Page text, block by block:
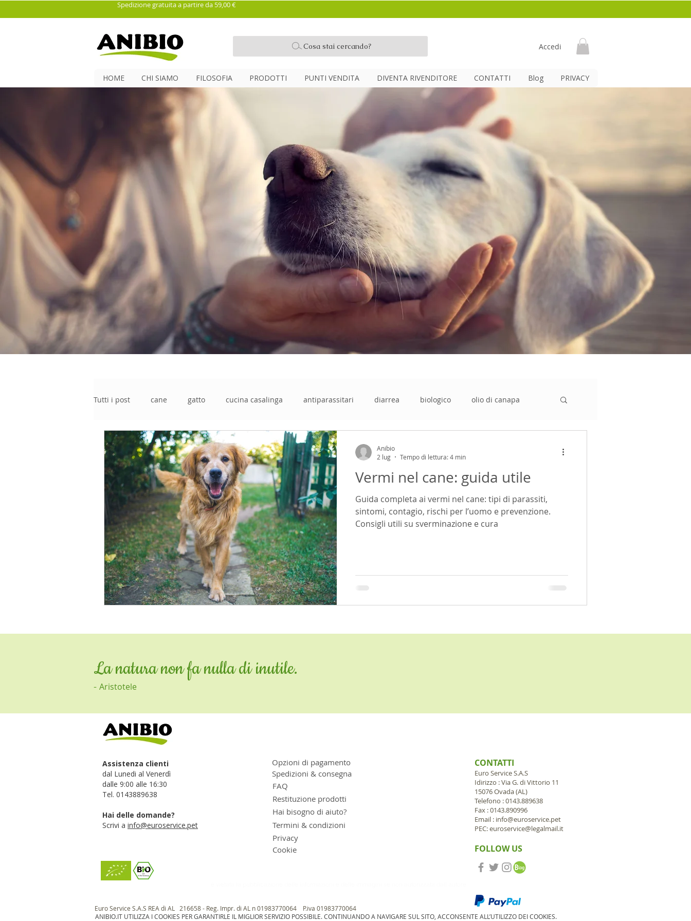
Spedizione gratuita a partire da 59,00 €
Cosa stai cercando? Accedi
HOME CHI SIAMO FILOSOFIA PRODOTTI PUNTI VENDITA DIVENTA RIVENDITORE CONTATTI Blog PRIVACY
Tutti i post cane gatto cucina casalinga antiparassitari diarrea biologico olio di canapa
torba naturale naturale semi di psillio
problemi renali cicatrizzante problemi gengivali rimedi naturali problemi articolari
omega3 depurativo allergia alimentazione del gatto ecosistema artrosi e artrite
cardio-circolatorio immunostimolante snacks cuore
Vermi nel cane: guida utile
Guida completa ai vermi nel cane: tipi di parassiti,
sintomi, contagio, rischi per l’uomo e prevenzione.
Consigli utili su sverminazione e cura
Anibio
2 lug
Tempo di lettura: 4 min
La natura non fa nulla di inutile.
- Aristotele
Assistenza clienti
dal Lunedi al Venerdì
dalle 9:00 alle 16:30
Tel. 0143889638
Hai delle domande?
Scrivi a info@euroservice.pet
Opzioni di pagamento
Spedizioni & consegna
FAQ
Restituzione prodotti
Hai bisogno di aiuto?
Termini & condizioni
Privacy
Cookie
Euro Service S.A.S REA di AL 216658 - Reg. Impr. di AL n 01983770064​ P.iva 01983770064
CONTATTI
Euro Service S.A.S
Idirizzo : Via G. di Vittorio 11
15076 Ovada (AL)
Telefono : 0143.889638
Fax : 0143.890996
Email : info@euroservice.pet
PEC:euroservice@legalmail.it
FOLLOW US
ANIBIO.IT UTILIZZA I COOKIES PER GARANTIRLE IL MIGLIOR SERVIZIO POSSIBILE. CONTINUANDO A NAVIGARE SUL SITO, ACCONSENTE ALL’UTILIZZO DEI COOKIES.